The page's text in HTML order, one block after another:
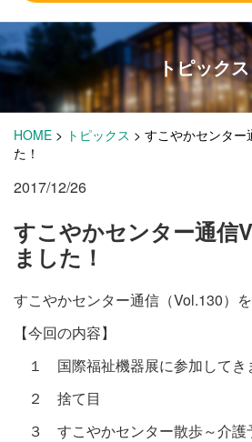
学 ぶ (健康福祉)
泊まる(宿泊)
施設・料金
アクセス
トピックス
HOME > トピックス > すこやかセンター
た！
2017/12/26
すこやかセンター通信
ました！
すこやかセンター通信（Vol.130）を
【今回の内容】
１ 国際福祉機器展に参加してき
２ 捨て目
３ すこやかセンター散歩～介護